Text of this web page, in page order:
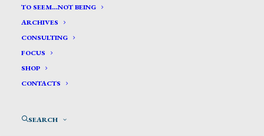
TO SEEM…NOT BEING
ARCHIVES
CONSULTING
FOCUS
SHOP
CONTACTS
SEARCH
Boccioni Umberto